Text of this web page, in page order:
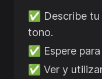
✅ Describe
tono.
✅ Espere
✅ Ver y